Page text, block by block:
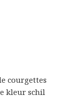
courgettes
kleur schil